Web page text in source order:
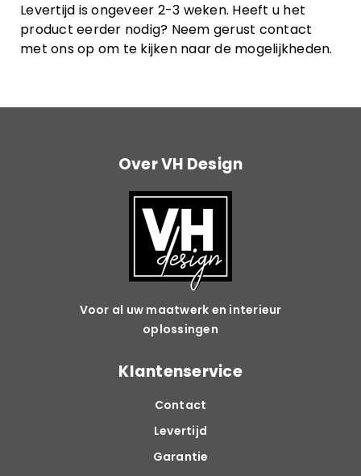
Levertijd is ongeveer 2-3 weken. Heeft u het
product eerder nodig? Neem gerust contact
met ons op om te kijken naar de mogelijkheden.
Over VH Design
Voor al uw maatwerk en interieur
oplossingen
Klantenservice
Contact
Levertijd
Garantie